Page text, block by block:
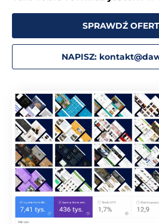
SPRAWDŹ
NAPISZ: